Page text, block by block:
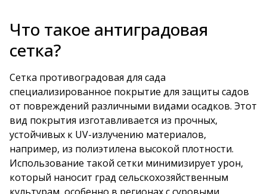
Что такое антиградовая
сетка?
Сетка противоградовая для сада
специализированное покрытие для защиты садов
от повреждений различными видами осадков. Этот
вид покрытия изготавливается из прочных,
устойчивых к UV-излучению материалов,
например, из полиэтилена высокой плотности.
Использование такой сетки минимизирует урон,
который наносит град сельскохозяйственным